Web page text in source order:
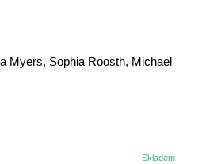
Myers, Sophia Roosth, Michael
Skladem